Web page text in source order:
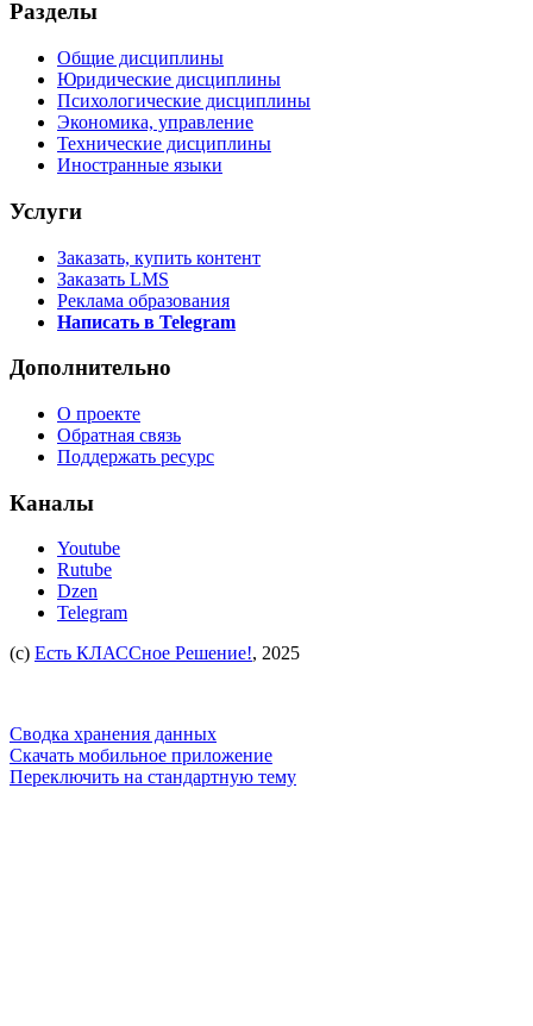
Разделы
Общие дисциплины
Юридические дисциплины
Психологические дисциплины
Экономика, управление
Технические дисциплины
Иностранные языки
Услуги
Заказать, купить контент
Заказать LMS
Реклама образования
Написать в Telegram
Дополнительно
О проекте
Обратная связь
Поддержать ресурс
Каналы
Youtube
Rutube
Dzen
Telegram
(c) Есть КЛАССное Решение!, 2025
Сводка хранения данных
Скачать мобильное приложение
Переключить на стандартную тему